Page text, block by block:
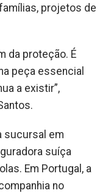
projetos de
da proteção. É
peça essencial
a existir”,
sucursal em
suíça
Em Portugal, a
no